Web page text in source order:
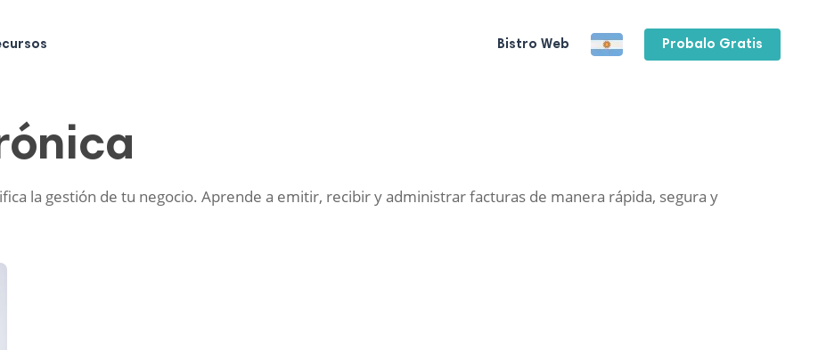
Bistro Web Probalo Gratis
la gestión de tu negocio. Aprende a emitir, recibir y administrar facturas de manera rápida, segura y